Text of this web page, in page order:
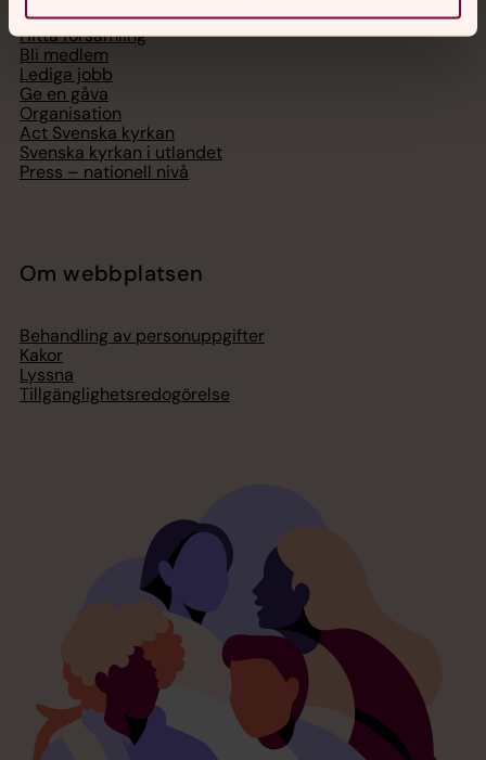
Hitta församling
Bli medlem
Lediga jobb
Ge en gåva
Organisation
Act Svenska kyrkan
Svenska kyrkan i utlandet
Press – nationell nivå
Om webbplatsen
Behandling av personuppgifter
Kakor
Lyssna
Tillgänglighetsredogörelse